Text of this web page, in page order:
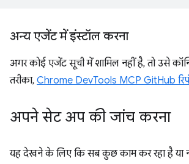
अन्य एजेंट में इंस्टॉल करना
अगर कोई एजेंट सूची में शामिल नहीं है, तो उसे
तरीका, Chrome DevTools MCP GitHub
अपने सेट अप की जांच करना
यह देखने के लिए कि सब कुछ काम कर रहा है या